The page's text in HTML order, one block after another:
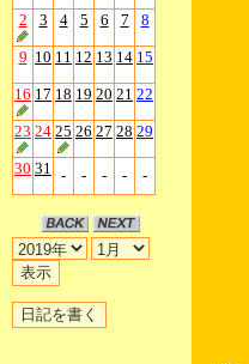
2 3 4 5 6 7 8
9 10 11 12 13 14 15
16 17 18 19 20 21 22
23 24 25 26 27 28 29
30 31 - - - - -